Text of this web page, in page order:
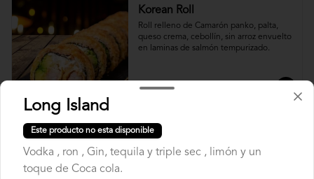
Korean Roll
Roll relleno de Camarón panko, palta,
queso crema, cebollín, sin arroz envuelto
en laminas de salmón tempurizado.
$8.500
Crunch Roll
Roll relleno de Pollo apanado , queso
Long Island
Este producto no esta disponible
Vodka , ron , Gin, tequila y triple sec , limón y un
toque de Coca cola.